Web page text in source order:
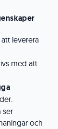
leverera
med att
ser
och